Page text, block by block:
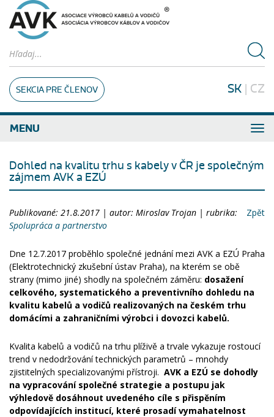
SEKCIA PRE ČLENOV SK | CZ
MENU
Dohled na kvalitu trhu s kabely v ČR je společným
zájmem AVK a EZÚ
Publikované: 21.8.2017 | autor: Miroslav Trojan | rubrika:
Spolupráca a partnerstvo
Zpět
Dne 12.7.2017 proběhlo společné jednání mezi AVK a EZÚ Praha
(Elektrotechnický zkušební ústav Praha), na kterém se obě
strany (mimo jiné) shodly na společném záměru: dosažení
celkového, systematického a preventivního dohledu na
kvalitu kabelů a vodičů realizovaných na českém trhu
domácími a zahraničními výrobci i dovozci kabelů.
Kvalita kabelů a vodičů na trhu plíživě a trvale vykazuje rostoucí
trend v nedodržování technických parametrů – mnohdy
zjistitelných specializovanými přístroji. AVK a EZÚ se dohodly
na vypracování společné strategie a postupu jak
výhledově dosáhnout uvedeného cíle s přispěním
odpovídajících institucí, které prosadí vymahatelnost